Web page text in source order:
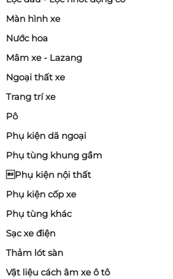
Màn hình xe
Nước hoa
Mâm xe - Lazang
Ngoại thất xe
Trang trí xe
Pô
Phụ kiện dã ngoại
Phụ tùng khung gầm
Phụ kiện nội thất
Phụ kiện cốp xe
Phụ tùng khác
Sạc xe điện
Thảm lót sàn
Vật liệu cách âm xe ô tô